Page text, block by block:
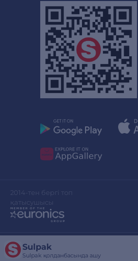
Sulpak
Sulpak қолданбасында ашу
2014-тен бергі топ
қатысушысы
Сайтты әзірлеген